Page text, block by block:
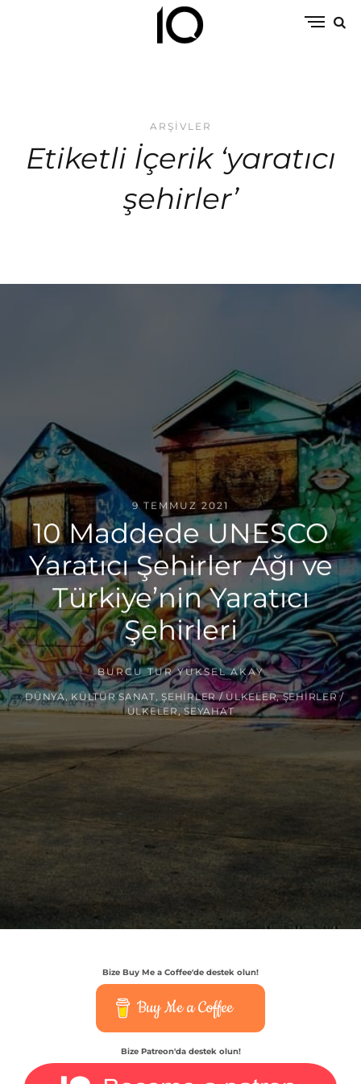
ARŞIVLER
Etiketli İçerik ‘yaratıcı
şehirler’
9 TEMMUZ 2021
10 Maddede UNESCO
Yaratıcı Şehirler Ağı ve
Türkiye’nin Yaratıcı
Şehirleri
BURCU TUR YÜKSEL AKAY
DÜNYA, KÜLTÜR SANAT ŞEHIRLER / ÜLKELER,ŞEHIRLER /
ÜLKELER,SEYAHAT
Bize Buy Me a Coffee'de destek olun!
Buy Me a Coffee
Bize Patreon'da destek olun!